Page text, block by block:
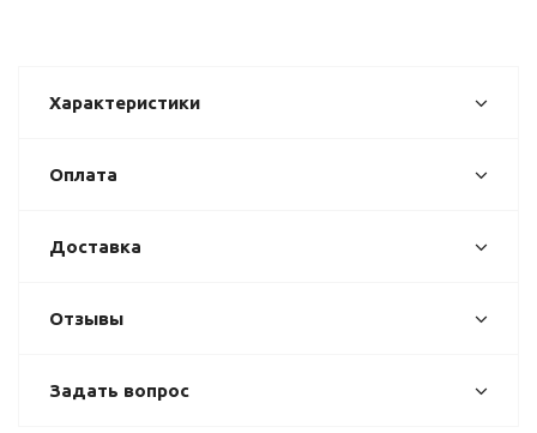
Характеристики
Оплата
Доставка
Отзывы
Задать вопрос